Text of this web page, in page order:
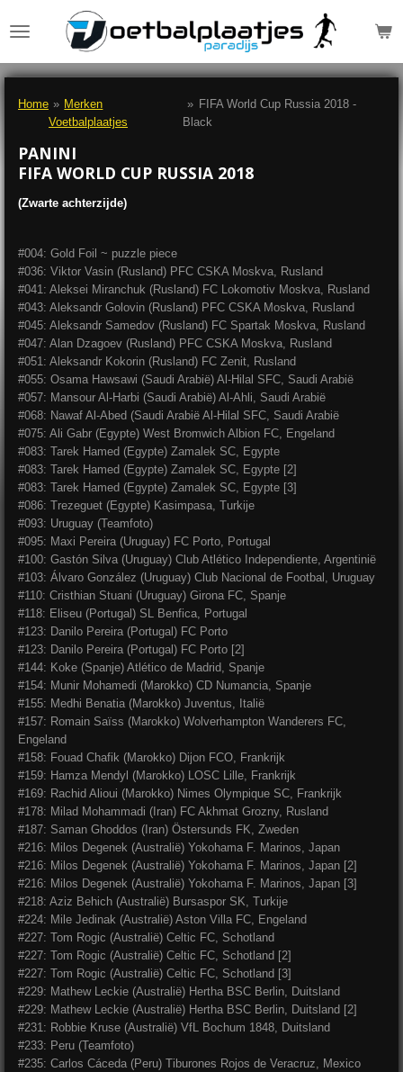
direct
de
Home » Merken
Voetbalplaatjes
» FIFA World Cup Russia 2018 -
Black
PANINI
FIFA WORLD CUP RUSSIA 2018
(Zwarte achterzijde)
#004: Gold Foil ~ puzzle piece
#036: Viktor Vasin (Rusland) PFC CSKA Moskva, Rusland
#041: Aleksei Miranchuk (Rusland) FC Lokomotiv Moskva, Rusland
#043: Aleksandr Golovin (Rusland) PFC CSKA Moskva, Rusland
#045: Aleksandr Samedov (Rusland) FC Spartak Moskva, Rusland
#047: Alan Dzagoev (Rusland) PFC CSKA Moskva, Rusland
#051: Aleksandr Kokorin (Rusland) FC Zenit, Rusland
#055: Osama Hawsawi (Saudi Arabië) Al-Hilal SFC, Saudi Arabië
#057: Mansour Al-Harbi (Saudi Arabië) Al-Ahli, Saudi Arabië
#068: Nawaf Al-Abed (Saudi Arabië Al-Hilal SFC, Saudi Arabië
#075: Ali Gabr (Egypte) West Bromwich Albion FC, Engeland
#083: Tarek Hamed (Egypte) Zamalek SC, Egypte
#083: Tarek Hamed (Egypte) Zamalek SC, Egypte [2]
#083: Tarek Hamed (Egypte) Zamalek SC, Egypte [3]
#086: Trezeguet (Egypte) Kasimpasa, Turkije
#093: Uruguay (Teamfoto)
#095: Maxi Pereira (Uruguay) FC Porto, Portugal
#100: Gastón Silva (Uruguay) Club Atlético Independiente, Argentinië
#103: Álvaro González (Uruguay) Club Nacional de Footbal, Uruguay
#110: Cristhian Stuani (Uruguay) Girona FC, Spanje
#118: Eliseu (Portugal) SL Benfica, Portugal
#123: Danilo Pereira (Portugal) FC Porto
#123: Danilo Pereira (Portugal) FC Porto [2]
#144: Koke (Spanje) Atlético de Madrid, Spanje
#154: Munir Mohamedi (Marokko) CD Numancia, Spanje
#155: Medhi Benatia (Marokko) Juventus, Italië
#157: Romain Saïss (Marokko) Wolverhampton Wanderers FC,
Engeland
#158: Fouad Chafik (Marokko) Dijon FCO, Frankrijk
#159: Hamza Mendyl (Marokko) LOSC Lille, Frankrijk
#169: Rachid Alioui (Marokko) Nimes Olympique SC, Frankrijk
#178: Milad Mohammadi (Iran) FC Akhmat Grozny, Rusland
#187: Saman Ghoddos (Iran) Östersunds FK, Zweden
#216: Milos Degenek (Australië) Yokohama F. Marinos, Japan
#216: Milos Degenek (Australië) Yokohama F. Marinos, Japan [2]
#216: Milos Degenek (Australië) Yokohama F. Marinos, Japan [3]
#218: Aziz Behich (Australië) Bursaspor SK, Turkije
#224: Mile Jedinak (Australië) Aston Villa FC, Engeland
#227: Tom Rogic (Australië) Celtic FC, Schotland
#227: Tom Rogic (Australië) Celtic FC, Schotland [2]
#227: Tom Rogic (Australië) Celtic FC, Schotland [3]
#229: Mathew Leckie (Australië) Hertha BSC Berlin, Duitsland
#229: Mathew Leckie (Australië) Hertha BSC Berlin, Duitsland [2]
#231: Robbie Kruse (Australië) VfL Bochum 1848, Duitsland
#233: Peru (Teamfoto)
#235: Carlos Cáceda (Peru) Tiburones Rojos de Veracruz, Mexico